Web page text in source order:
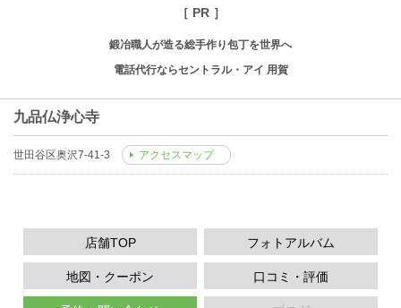
［ PR ］
鍛冶職人が造る総手作り包丁を世界へ
電話代行ならセントラル・アイ 用賀
九品仏浄心寺
世田谷区奥沢7-41-3 アクセスマップ
店舗TOP フォトアルバム
口コミ・評価
地図・クーポン